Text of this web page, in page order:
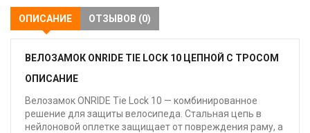
ОПИСАНИЕ ОТЗЫВОВ (0)
ВЕЛОЗАМОК ONRIDE TIE LOCK 10 ЦЕПНОЙ С ТРОСОМ
ОПИСАНИЕ
Велозамок ONRIDE Tie Lock 10 — комбинированное
решение для защиты велосипеда. Стальная цепь в
нейлоновой оплетке защищает от повреждения раму, а